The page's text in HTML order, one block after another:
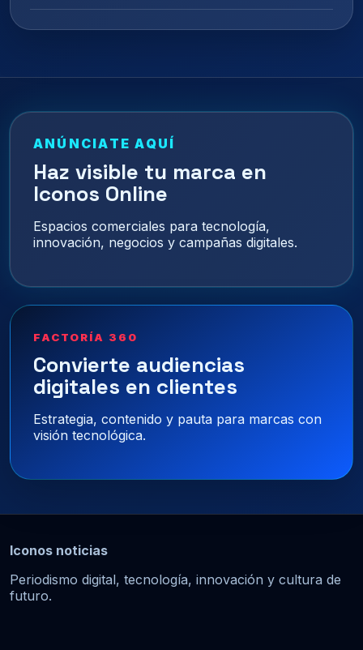
ANÚNCIATE AQUÍ
Haz visible tu marca en
Iconos Online
Espacios comerciales para tecnología,
innovación, negocios y campañas digitales.
FACTORÍA 360
Convierte audiencias
digitales en clientes
Estrategia, contenido y pauta para marcas con
visión tecnológica.
Iconos noticias
Periodismo digital, tecnología, innovación y cultura de
futuro.